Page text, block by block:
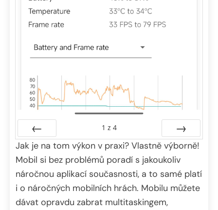
Předchozí
1 z 4
Další
Jak je na tom výkon v praxi? Vlastně výborně!
Mobil si bez problémů poradí s jakoukoliv
náročnou aplikací současnosti, a to samé platí
i o náročných mobilních hrách. Mobilu můžete
dávat opravdu zabrat multitaskingem,